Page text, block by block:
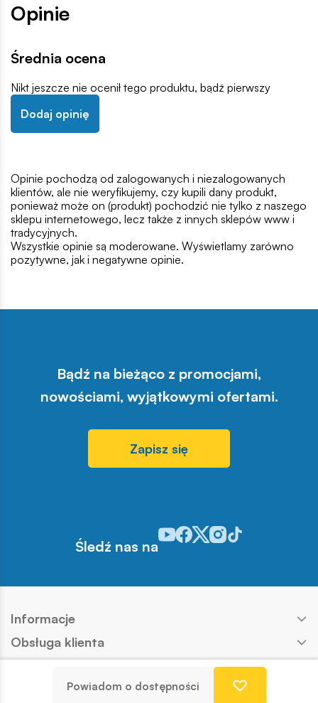
Powiadom o dostępności
Opinie
Średnia ocena
Nikt jeszcze nie ocenił tego produktu, bądź pierwszy
Dodaj opinię
Opinie pochodzą od zalogowanych i niezalogowanych
klientów, ale nie weryfikujemy, czy kupili dany produkt,
ponieważ może on (produkt) pochodzić nie tylko z naszego
sklepu internetowego, lecz także z innych sklepów www i
tradycyjnych.
Wszystkie opinie są moderowane. Wyświetlamy zarówno
pozytywne, jak i negatywne opinie.
Bądź na bieżąco z promocjami,
nowościami, wyjątkowymi ofertami.
Zapisz się
Śledź nas na
Odwiedź nasz profil w serwisie
Odwiedź nasz profil w
Odwiedź nasz profil w
Odwiedź nasz profil w
Odwiedź nasz
Informacje
Obsługa klienta